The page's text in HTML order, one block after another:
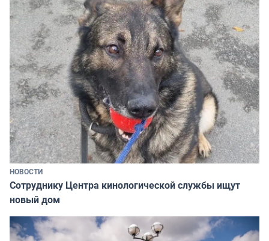
НОВОСТИ
Сотруднику Центра кинологической службы ищут
новый дом